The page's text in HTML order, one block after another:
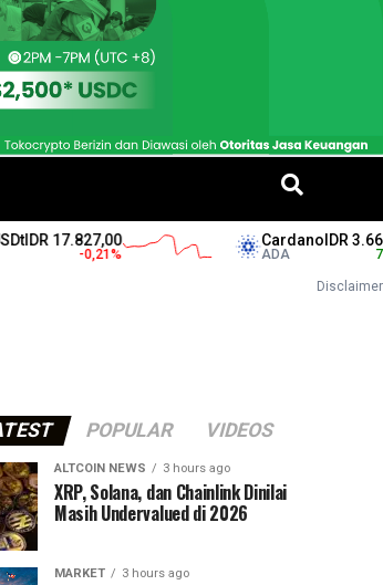
CardanoIDR 3.665,00
ADA
Disclaimer
POPULAR VIDEOS
ALTCOIN NEWS 3 hours ago
XRP, Solana, dan Chainlink Dinilai
Masih Undervalued di 2026
MARKET 3 hours ago